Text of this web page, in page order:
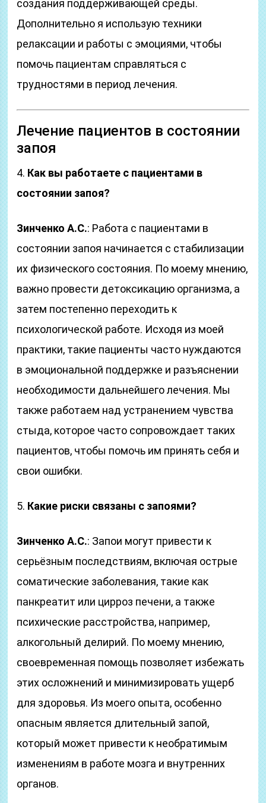
создания поддерживающей среды.
Дополнительно я использую техники
релаксации и работы с эмоциями, чтобы
помочь пациентам справляться с
трудностями в период лечения.
Лечение пациентов в состоянии
запоя
4. Как вы работаете с пациентами в
состоянии запоя?
Зинченко А.С.: Работа с пациентами в
состоянии запоя начинается с стабилизации
их физического состояния. По моему мнению,
важно провести детоксикацию организма, а
затем постепенно переходить к
психологической работе. Исходя из моей
практики, такие пациенты часто нуждаются
в эмоциональной поддержке и разъяснении
необходимости дальнейшего лечения. Мы
также работаем над устранением чувства
стыда, которое часто сопровождает таких
пациентов, чтобы помочь им принять себя и
свои ошибки.
5. Какие риски связаны с запоями?
Зинченко А.С.: Запои могут привести к
серьёзным последствиям, включая острые
соматические заболевания, такие как
панкреатит или цирроз печени, а также
психические расстройства, например,
алкогольный делирий. По моему мнению,
своевременная помощь позволяет избежать
этих осложнений и минимизировать ущерб
для здоровья. Из моего опыта, особенно
опасным является длительный запой,
который может привести к необратимым
изменениям в работе мозга и внутренних
органов.